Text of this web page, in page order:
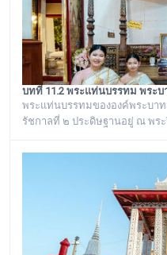
พระแท่นบรรทมขององค์พระบา
รัชกาลที่ ๒ ประดิษฐานอยู่ ณ พร
ดั้งเดิมที่มีอยู่คู่กับวัดอรุณราชวร
สมเด็จพระพุทธเลิศหล้านภาลัย
ที่ สมเด็จพระเจ้าลูกยาเธอ ได้เ